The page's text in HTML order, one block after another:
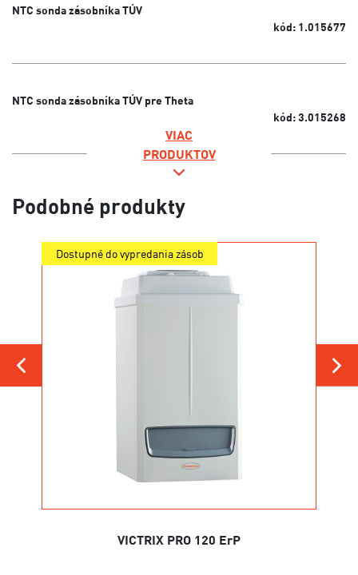
NTC sonda zásobníka TÚV
kód: 1.015677
NTC sonda zásobníka TÚV pre Theta
kód: 3.015268
VIAC
PRODUKTOV
Podobné produkty
Dostupné do vypredania zásob
VICTRIX PRO 120 ErP